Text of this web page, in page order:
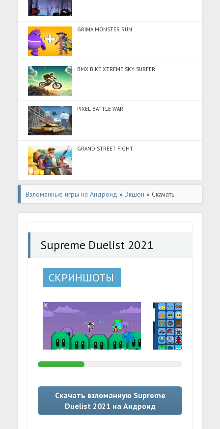
GRIMA MONSTER RUN
BMX BIKE XTREME SKY SURFER
PIXEL BATTLE WAR
GRAND STREET FIGHT
Взломанные игры на Андроид »Экшен » Скачать
Supreme Duelist 2021 (Много денег) на Андроид
Supreme Duelist 2021
СКРИНШОТЫ
Скачать взломанную Supreme
Duelist 2021 на Андроид